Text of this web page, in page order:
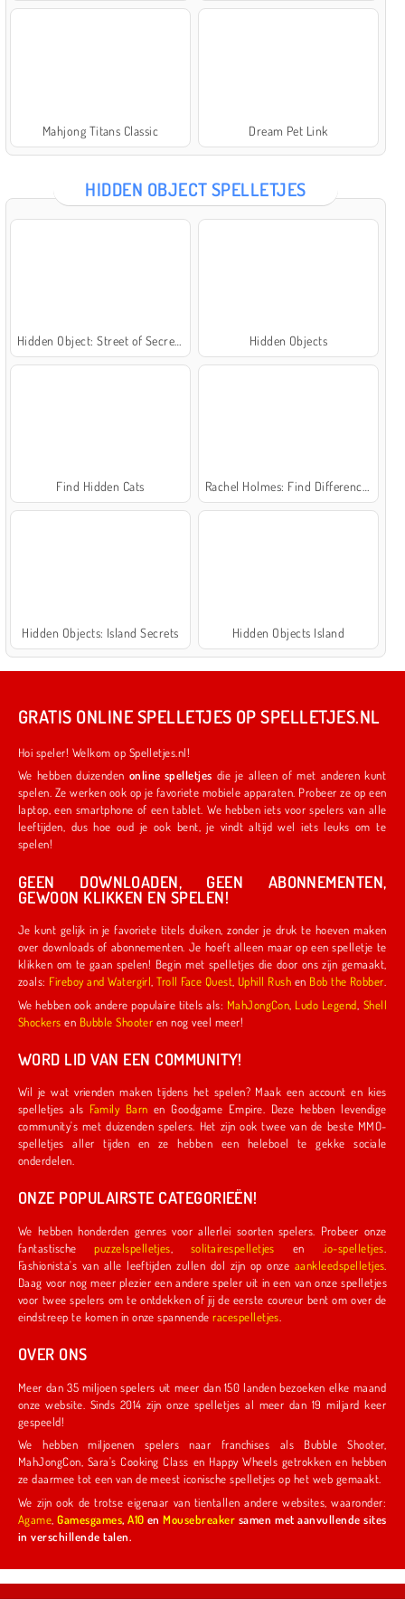
Mahjong Titans Classic Dream Pet Link
HIDDEN OBJECT SPELLETJES
Hidden Objects
Find Hidden Cats
Hidden Objects: Island Secrets Hidden Objects Island
GRATIS ONLINE SPELLETJES OP SPELLETJES.NL
Hoi speler! Welkom op Spelletjes.nl!
We hebben duizenden online spelletjes die je alleen of met anderen kunt
spelen. Ze werken ook op je favoriete mobiele apparaten. Probeer ze op een
laptop, een smartphone of een tablet. We hebben iets voor spelers van alle
leeftijden, dus hoe oud je ook bent, je vindt altijd wel iets leuks om te
spelen!
GEEN DOWNLOADEN, GEEN ABONNEMENTEN,
GEWOON KLIKKEN EN SPELEN!
Je kunt gelijk in je favoriete titels duiken, zonder je druk te hoeven maken
over downloads of abonnementen. Je hoeft alleen maar op een spelletje te
klikken om te gaan spelen! Begin met spelletjes die door ons zijn gemaakt,
zoals:
Fireboy and Watergirl ,Troll Face Quest Uphill Rush en Bob the Robber
We hebben ook andere populaire titels als: MahJongCon Ludo Legend Shell
Shockers en Bubble Shooter en nog veel meer!
WORD LID VAN EEN COMMUNITY!
Wil je wat vrienden maken tijdens het spelen? Maak een account en kies
spelletjes als
Family Barn en Goodgame Empire. Deze hebben levendige
community's met duizenden spelers. Het zijn ook twee van de beste MMO-
spelletjes aller tijden en ze hebben een heleboel te gekke sociale
onderdelen.
ONZE POPULAIRSTE CATEGORIEËN!
We hebben honderden genres voor allerlei soorten spelers. Probeer onze
fantastischepuzzelspelletjes solitairespelletjes en .io-spelletjes
Fashionista's van alle leeftijden zullen dol zijn op onze aankleedspelletjes
Daag voor nog meer plezier een andere speler uit in een van onze spelletjes
voor twee spelers om te ontdekken of jij de eerste coureur bent om over de
eindstreep te komen in onze spannenderacespelletjes
OVER ONS
Meer dan 35 miljoen spelers uit meer dan 150 landen bezoeken elke maand
onze website. Sinds 2014 zijn onze spelletjes al meer dan 19 miljard keer
gespeeld!
We hebben miljoenen spelers naar franchises als Bubble Shooter,
MahJongCon, Sara's Cooking Class en Happy Wheels getrokken en hebben
ze daarmee tot een van de meest iconische spelletjes op het web gemaakt.
We zijn ook de trotse eigenaar van tientallen andere websites, waaronder:
Agame ,Gamesgames,A10 enMousebreaker samen met aanvullende sites
in verschillende talen.